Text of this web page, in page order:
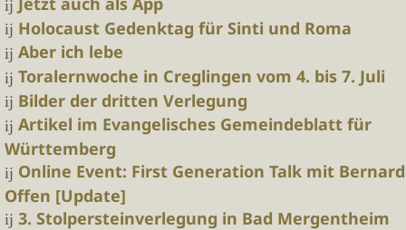
Holocaust Gedenktag für Sinti und Roma
Aber ich lebe
Toralernwoche in Creglingen vom 4. bis 7. Juli
Bilder der dritten Verlegung
Artikel im Evangelisches Gemeindeblatt für
Württemberg
Online Event: First Generation Talk mit Bernard
Offen [Update]
3. Stolpersteinverlegung in Bad Mergentheim